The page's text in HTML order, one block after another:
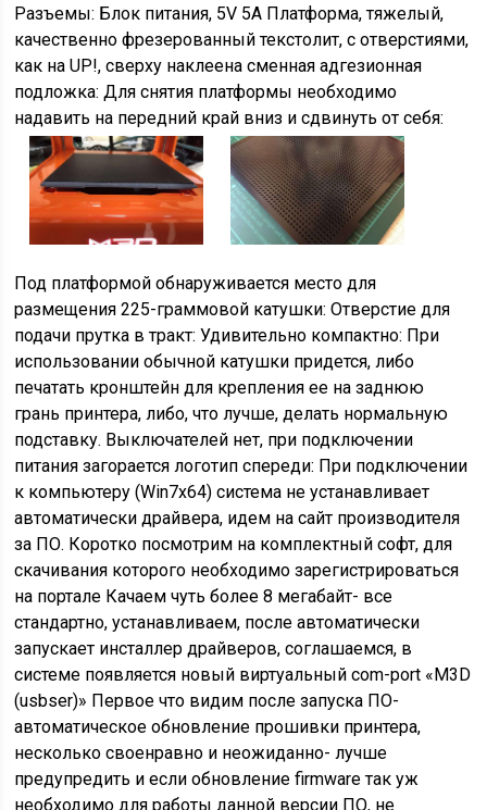
Разъемы: Блок питания, 5V 5А Платформа, тяжелый,
качественно фрезерованный текстолит, с отверстиями,
как на UP!, сверху наклеена сменная адгезионная
подложка: Для снятия платформы необходимо
надавить на передний край вниз и сдвинуть от себя:
Под платформой обнаруживается место для
размещения 225-граммовой катушки: Отверстие для
подачи прутка в тракт: Удивительно компактно: При
использовании обычной катушки придется, либо
печатать кронштейн для крепления ее на заднюю
грань принтера, либо, что лучше, делать нормальную
подставку. Выключателей нет, при подключении
питания загорается логотип спереди: При подключении
к компьютеру (Win7х64) система не устанавливает
автоматически драйвера, идем на сайт производителя
за ПО. Коротко посмотрим на комплектный софт, для
скачивания которого необходимо зарегистрироваться
на портале Качаем чуть более 8 мегабайт- все
стандартно, устанавливаем, после автоматически
запускает инсталлер драйверов, соглашаемся, в
системе появляется новый виртуальный com-port «M3D
(usbser)» Первое что видим после запуска ПО-
автоматическое обновление прошивки принтера,
несколько своенравно и неожиданно- лучше
предупредить и если обновление firmware так уж
необходимо для работы данной версии ПО, не